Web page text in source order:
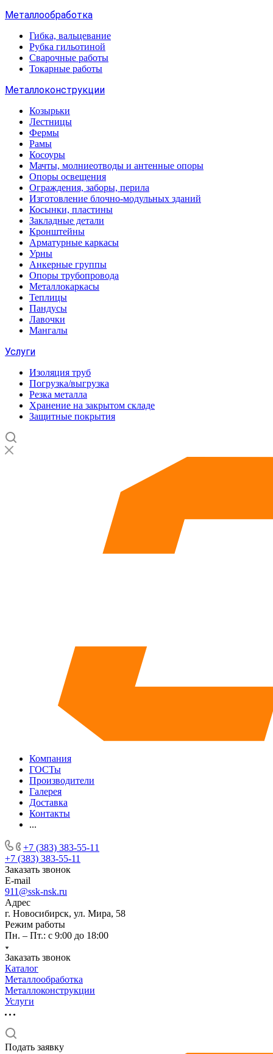
Металлообработка
Гибка, вальцевание
Рубка гильотиной
Сварочные работы
Токарные работы
Металлоконструкции
Козырьки
Лестницы
Фермы
Рамы
Косоуры
Мачты, молниеотводы и антенные опоры
Опоры освещения
Ограждения, заборы, перила
Изготовление блочно-модульных зданий
Косынки, пластины
Закладные детали
Кронштейны
Арматурные каркасы
Урны
Анкерные группы
Опоры трубопровода
Металлокаркасы
Теплицы
Пандусы
Лавочки
Мангалы
Услуги
Изоляция труб
Погрузка/выгрузка
Резка металла
Хранение на закрытом складе
Защитные покрытия
Компания
ГОСТы
Производители
Галерея
Доставка
Контакты
...
+7 (383) 383-55-11
+7 (383) 383-55-11
Заказать звонок
E-mail
911@ssk-nsk.ru
Адрес
г. Новосибирск, ул. Мира, 58
Режим работы
Пн. – Пт.: с 9:00 до 18:00
Заказать звонок
Каталог
Металлообработка
Металлоконструкции
Услуги
Подать заявку